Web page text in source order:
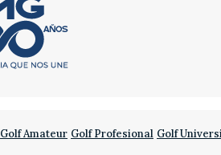
Golf Amateur Golf Profesional Golf